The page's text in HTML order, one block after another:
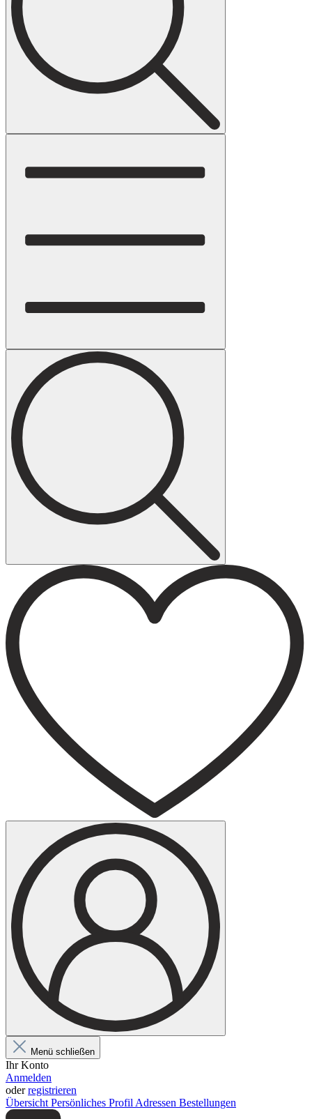
Menü schließen
Ihr Konto
Anmelden
oderregistrieren
Übersicht Persönliches Profil Adressen Bestellungen